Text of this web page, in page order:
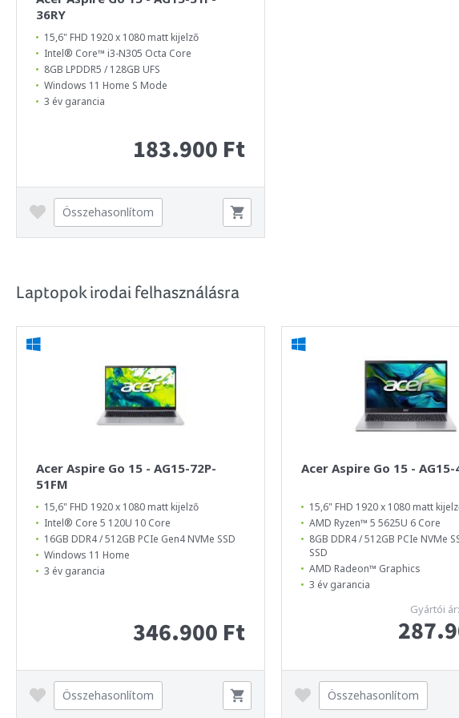
36RY
15,6" FHD 1920 x 1080 matt kijelző
Intel® Core™ i3-N305 Octa Core
8GB LPDDR5 / 128GB UFS
Windows 11 Home S Mode
3 év garancia
183.900 Ft
Összehasonlítom
Laptopok irodai felhasználásra
Acer Aspire Go 15 - AG15-72P-
51FM
15,6" FHD 1920 x 1080 matt kijelző
Intel® Core 5 120U 10 Core
16GB DDR4 / 512GB PCIe Gen4 NVMe SSD
Windows 11 Home
3 év garancia
346.900 Ft
Összehasonlítom
Acer Aspire Go 15 - AG15-
15,6" FHD 1920 x 1080 matt
AMD Ryzen™ 5 5625U 6 Core
8GB DDR4 / 512GB PCIe NVMe
SSD
AMD Radeon™ Graphics
3 év garancia
Gyártói ár:
Összehasonlítom